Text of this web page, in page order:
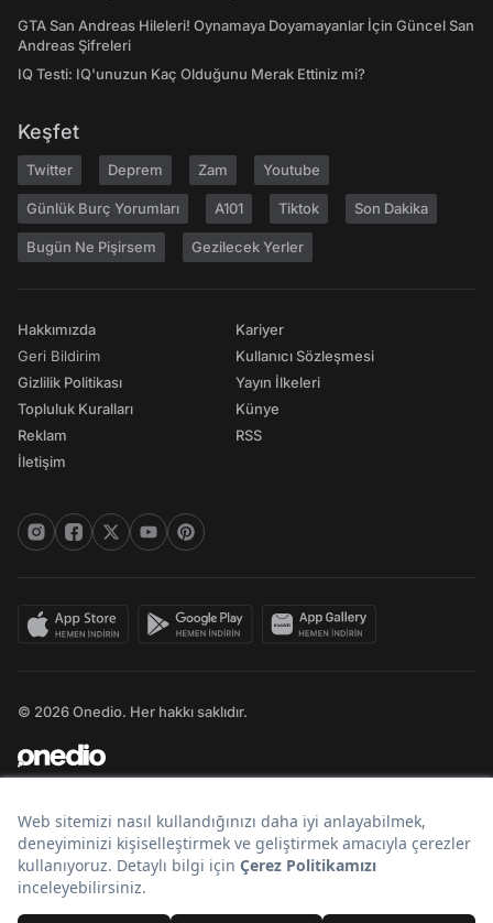
GTA San Andreas Hileleri! Oynamaya Doyamayanlar İçin Güncel San
Andreas Şifreleri
IQ Testi: IQ'unuzun Kaç Olduğunu Merak Ettiniz mi?
Keşfet
Twitter Deprem Zam Youtube
Günlük Burç Yorumları A101 Tiktok Son Dakika
Bugün Ne Pişirsem Gezilecek Yerler
Hakkımızda
Geri Bildirim
Gizlilik Politikası
Topluluk Kuralları
Reklam
İletişim
Kariyer
Kullanıcı Sözleşmesi
Yayın İlkeleri
Künye
RSS
© 2026 Onedio. Her hakkı saklıdır.
Bir markasıdır.